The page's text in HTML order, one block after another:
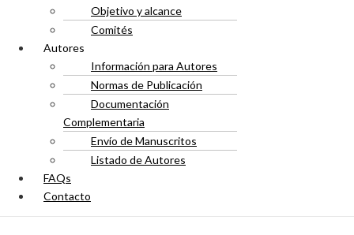
Objetivo y alcance
Comités
Autores
Información para Autores
Normas de Publicación
Documentación
Complementaria
Envío de Manuscritos
Listado de Autores
FAQs
Contacto